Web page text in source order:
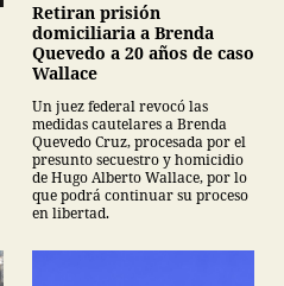
Retiran prisión
domiciliaria a Brenda
Quevedo a 20 años de caso
Wallace
Un juez federal revocó las
medidas cautelares a Brenda
Quevedo Cruz, procesada por el
presunto secuestro y homicidio
de Hugo Alberto Wallace, por lo
que podrá continuar su proceso
en libertad.